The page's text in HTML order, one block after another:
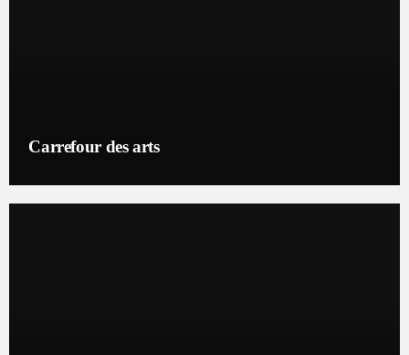
Carrefour des arts